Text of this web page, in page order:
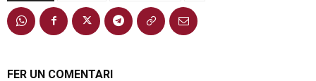
FER UN COMENTARI